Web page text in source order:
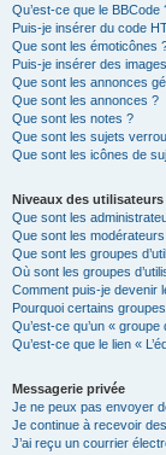
Qu’est-ce que le BBCode
Puis-je insérer du code
Que sont les émoticônes
Puis-je insérer des
Que sont les annonces
Que sont les annonces ?
Que sont les notes ?
Que sont les sujets
Que sont les icônes de
Niveaux des
Que sont les
Que sont les
Que sont les groupes
Où sont les groupes
Comment puis-je devenir
Pourquoi certains
Qu’est-ce qu’un «
Qu’est-ce que le lien «
Messagerie privée
Je ne peux pas envoyer
Je continue à recevoir
J’ai reçu un courrier